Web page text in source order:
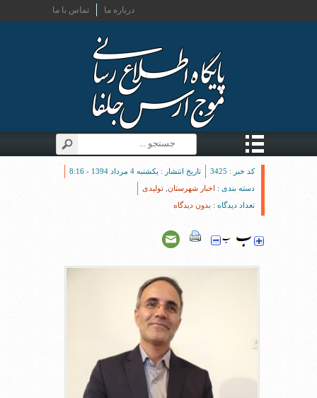
تماس با ما درباره ما
کد خبر : 3425
تاریخ انتشار : یکشنبه 4 مرداد 1394 - 8:16
دسته بندی : اخبار شهرستان تولیدی
تعداد دیدگاه : بدون دیدگاه